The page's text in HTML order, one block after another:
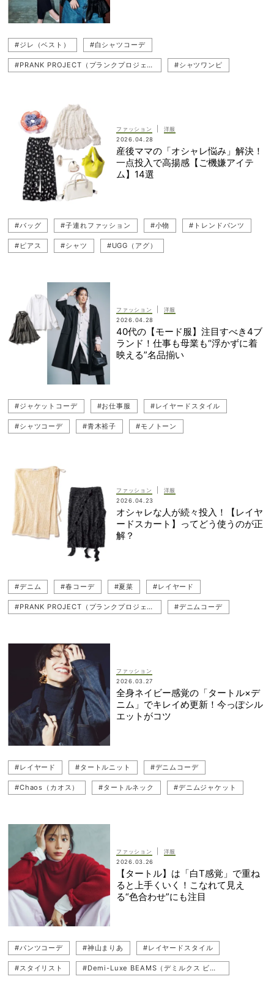
#40代ファッション #白シャツ
#ジレ（ベスト） #白シャツコーデ
#PRANK PROJECT（プランクプロジェクト） #シャツワンピ
#40代ファッション
#モノトーンコーデ #春コーデ #デニムコーデ
#セットアップコーデ #シャツ #パンツコーデ #重ね着
#アウター #黒デニム #アウターコーデ #白Tシャツ
#ジャケットコーデ
#スカート
ファッション
洋服
2026.04.28
産後ママの「オシャレ悩み」解決！
一点投入で高揚感【ご機嫌アイテ
ム】14選
#バッグ #子連れファッション #小物 #トレンドパンツ
#ピアス #シャツ #UGG（アグ）
#スリッポン ファッション
洋服
2026.04.28
40代の【モード服】注目すべき4ブ
ランド！仕事も母業も“浮かずに着
映える”名品揃い
#ジャケットコーデ #お仕事服 #レイヤードスタイル
#シャツコーデ #青木裕子 #モノトーン
#40代ファッション
#通勤 #重ね着 #通勤コーデ #アウターコーデ
#ミニマルモード #パンツコーデ
ファッション
洋服
2026.04.23
オシャレな人が続々投入！【レイヤ
ードスカート】ってどう使うのが正
解？
#デニム #春コーデ #夏菜 #レイヤード
#PRANK PROJECT（プランクプロジェクト） #デニムコーデ
#子連れコーデ #重ね着
ファッション
2026.03.27
全身ネイビー感覚の「タートル×デ
ニム」でキレイめ更新！今っぽシル
エットがコツ
#レイヤード #タートルニット #デニムコーデ
#Chaos（カオス） #タートルネック #デニムジャケット
ファッション
洋服
2026.03.26
【タートル】は「白T感覚」で重ね
ると上手くいく！こなれて見え
る“色合わせ”にも注目
#パンツコーデ #神山まりあ #レイヤードスタイル
#スタイリスト #Demi-Luxe BEAMS（デミルクス ビームス）